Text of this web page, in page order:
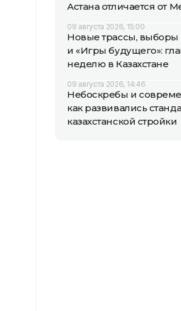
Астана отличается от
09 августа 2026, 15:00
Новые трассы, выборы
и «Игры будущего»:
неделю в Казахстане
09 августа 2026, 14:46
Небоскребы и
как развивались
казахстанской стройки